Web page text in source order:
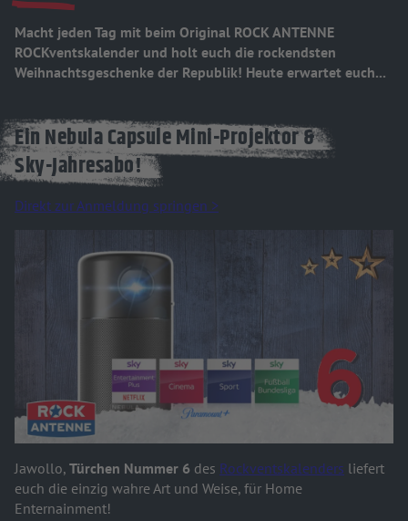
Macht jeden Tag mit beim Original ROCK ANTENNE
ROCKventskalender und holt euch die rockendsten
Weihnachtsgeschenke der Republik! Heute erwartet euch...
Ein Nebula Capsule Mini-Projektor &
Sky-Jahresabo!
Direkt zur Anmeldung springen >
Jawollo, Türchen Nummer 6 des Rockventskalenders liefert
euch die einzig wahre Art und Weise, für Home
Enternainment!